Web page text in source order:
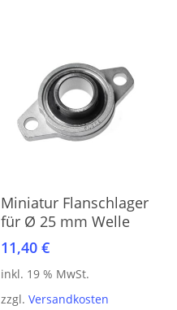
In den Warenkorb
Miniatur Flanschlager
für Ø 25 mm Welle
11,40€
inkl. 19 % MwSt.
zzgl.Versandkosten